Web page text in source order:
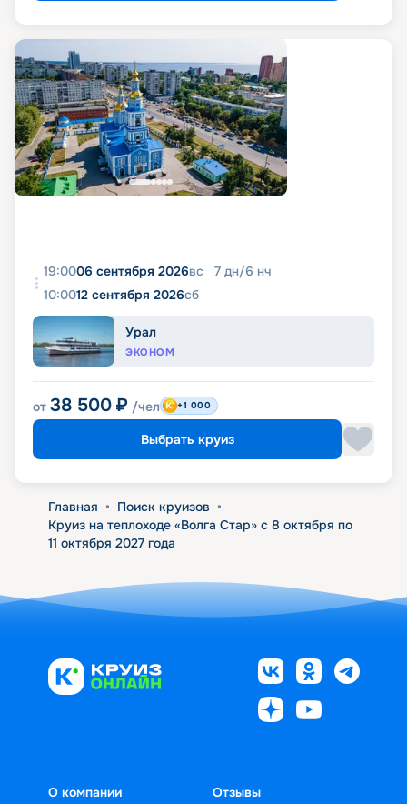
19:0006 сентября 2026вс 7 дн/6 нч
10:0012 сентября 2026сб
Урал
ЭКОНОМ
от 38 500 ₽ /чел +1 000
Выбрать круиз
Главная • Поиск круизов •
Круиз на теплоходе «Волга Стар» с 8 октября по
11 октября 2027 года
О компании
Отзывы